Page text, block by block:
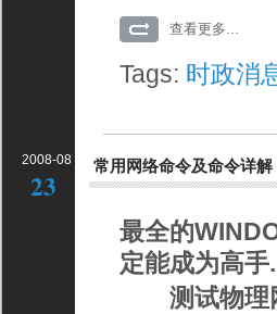
查看更多...
Tags: 时政消
2008-08
23
常用网络命令及命令详解
最全的
定能成为高手.
测试物理